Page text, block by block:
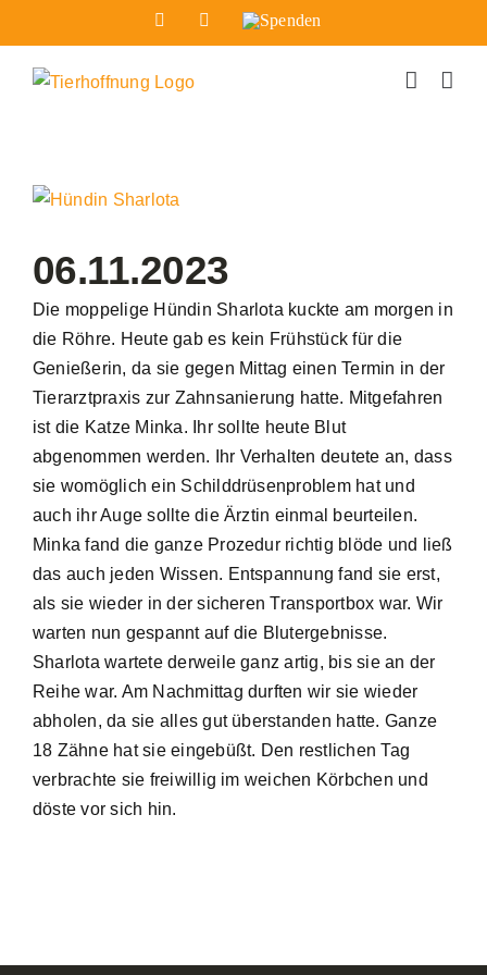
Inhalt
springen
FacebookInstagram
Spenden
Zeige
Bild
06.11.2023
Die moppelige Hündin Sharlota kuckte am morgen in
die Röhre. Heute gab es kein Frühstück für die
Genießerin, da sie gegen Mittag einen Termin in der
Tierarztpraxis zur Zahnsanierung hatte. Mitgefahren
ist die Katze Minka. Ihr sollte heute Blut
abgenommen werden. Ihr Verhalten deutete an, dass
sie womöglich ein Schilddrüsenproblem hat und
auch ihr Auge sollte die Ärztin einmal beurteilen.
Minka fand die ganze Prozedur richtig blöde und ließ
das auch jeden Wissen. Entspannung fand sie erst,
als sie wieder in der sicheren Transportbox war. Wir
warten nun gespannt auf die Blutergebnisse.
Sharlota wartete derweile ganz artig, bis sie an der
Reihe war. Am Nachmittag durften wir sie wieder
abholen, da sie alles gut überstanden hatte. Ganze
18 Zähne hat sie eingebüßt. Den restlichen Tag
verbrachte sie freiwillig im weichen Körbchen und
döste vor sich hin.